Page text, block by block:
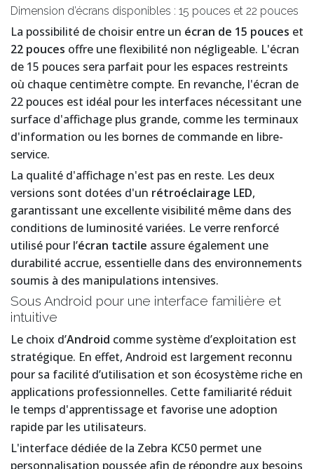
Dimension d’écrans disponibles : 15 pouces et 22 pouces
La possibilité de choisir entre un écran de 15 pouces et
22 pouces offre une flexibilité non négligeable. L'écran
de 15 pouces sera parfait pour les espaces restreints
où chaque centimètre compte. En revanche, l'écran de
22 pouces est idéal pour les interfaces nécessitant une
surface d'affichage plus grande, comme les terminaux
d'information ou les bornes de commande en libre-
service.
La qualité d'affichage n'est pas en reste. Les deux
versions sont dotées d'un rétroéclairage LED,
garantissant une excellente visibilité même dans des
conditions de luminosité variées. Le verre renforcé
utilisé pour l’écran tactile assure également une
durabilité accrue, essentielle dans des environnements
soumis à des manipulations intensives.
Sous Android pour une interface familière et
intuitive
Le choix d’Android comme système d’exploitation est
stratégique. En effet, Android est largement reconnu
pour sa facilité d’utilisation et son écosystème riche en
applications professionnelles. Cette familiarité réduit
le temps d'apprentissage et favorise une adoption
rapide par les utilisateurs.
L'interface dédiée de la Zebra KC50 permet une
personnalisation poussée afin de répondre aux besoins